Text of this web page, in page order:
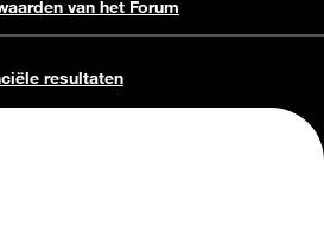
van het Forum
resultaten